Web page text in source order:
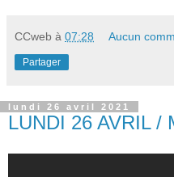
CCweb à 07:28 Aucun
Partager
lundi 26 avril 2021
LUNDI 26 AVRIL /